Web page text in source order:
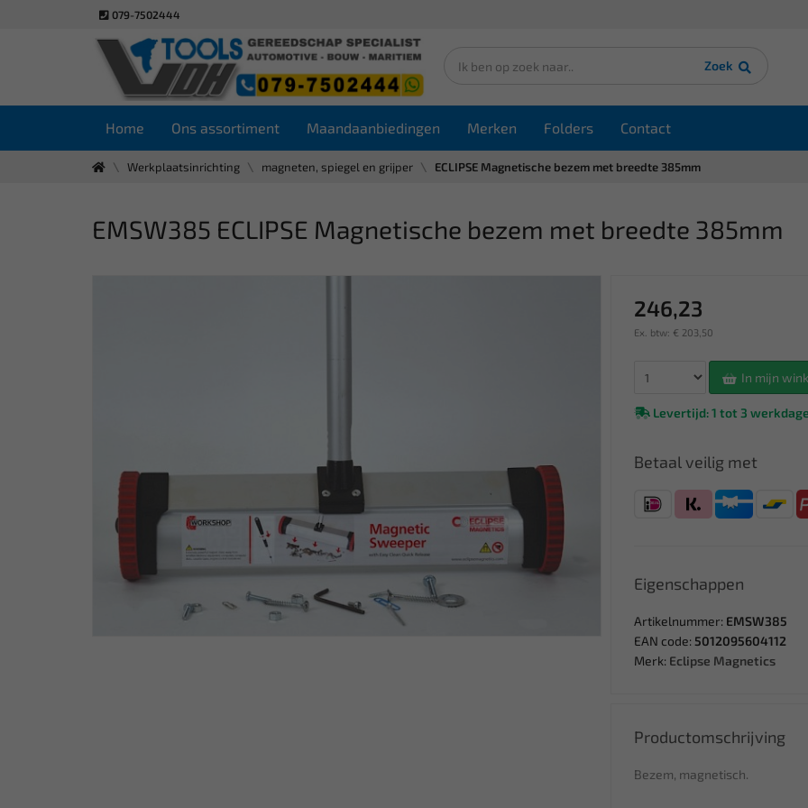
079-7502444
Zoek
Home Ons assortiment Maandaanbiedingen Merken Folders Contact
Werkplaatsinrichting magneten, spiegel en grijper ECLIPSE Magnetische bezem met breedte 385mm
EMSW385 ECLIPSE Magnetische bezem met breedte 385mm
246,23
Ex. btw: € 203,50
In mijn
Levertijd: 1 tot 3
Betaal veilig met
Eigenschappen
Artikelnummer: EMSW385
EAN code: 5012095604112
Merk: Eclipse Magnetics
Productomschrijving
Bezem, magnetisch.